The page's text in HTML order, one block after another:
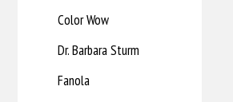
Color Wow
Dr. Barbara Sturm
Fanola